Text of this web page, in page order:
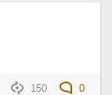
150
0